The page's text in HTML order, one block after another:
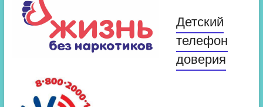
Детский
телефон
доверия